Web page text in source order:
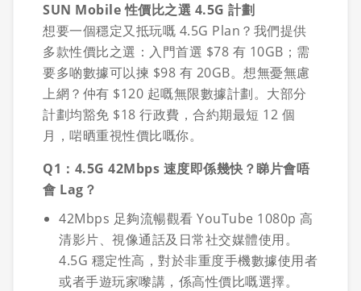
SUN Mobile 性價比之選 4.5G 計劃
想要一個穩定又抵玩嘅 4.5G Plan？我們提供
多款性價比之選：入門首選 $78 有 10GB；需
要多啲數據可以揀 $98 有 20GB。想無憂無慮
上網？仲有 $120 起嘅無限數據計劃。大部分
計劃均豁免 $18 行政費，合約期最短 12 個
月，啱晒重視性價比嘅你。
Q1：4.5G 42Mbps 速度即係幾快？睇片會唔
會 Lag？
42Mbps 足夠流暢觀看 YouTube 1080p 高
清影片、視像通話及日常社交媒體使用。
4.5G 穩定性高，對於非重度手機數據使用者
或者手遊玩家嚟講，係高性價比嘅選擇。